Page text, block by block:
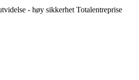
- høy sikkerhet Totalentreprise